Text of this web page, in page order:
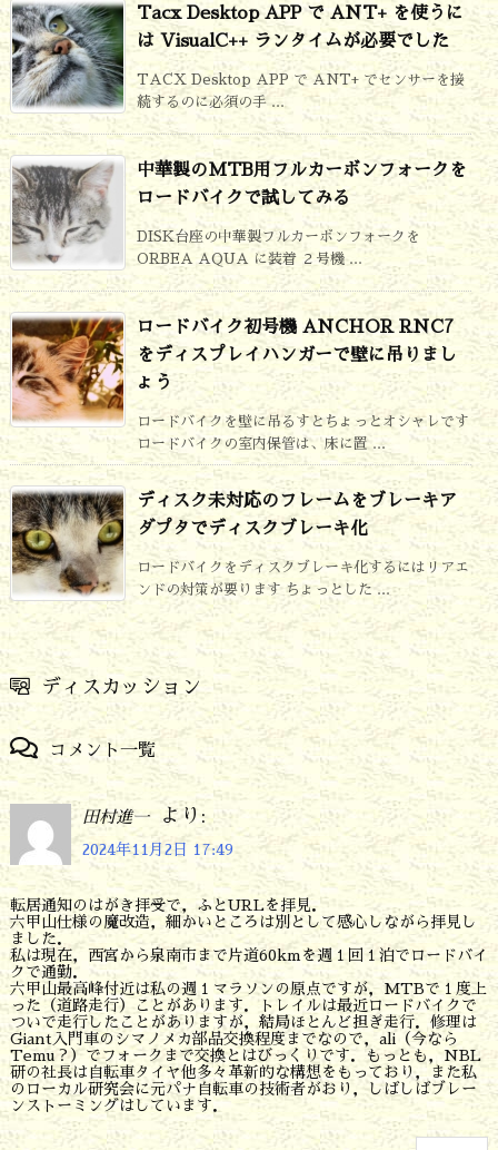
Tacx Desktop APP で ANT+ を使うに
は VisualC++ ランタイムが必要でした
TACX Desktop APP で ANT+ でセンサーを接
続するのに必須の手 ...
中華製のMTB用フルカーボンフォークを
ロードバイクで試してみる
DISK台座の中華製フルカーボンフォークを
ORBEA AQUA に装着 ２号機 ...
ロードバイク初号機 ANCHOR RNC7
をディスプレイハンガーで壁に吊りまし
ょう
ロードバイクを壁に吊るすとちょっとオシャレです
ロードバイクの室内保管は、床に置 ...
ディスク未対応のフレームをブレーキア
ダプタでディスクブレーキ化
ロードバイクをディスクブレーキ化するにはリアエ
ンドの対策が要ります ちょっとした ...
ディスカッション
コメント一覧
田村進一 より:
2024年11月2日 17:49
転居通知のはがき拝受で，ふとURLを拝見．
六甲山仕様の魔改造，細かいところは別として感心しながら拝見し
ました．
私は現在，西宮から泉南市まで片道60kmを週１回１泊でロードバイ
クで通勤．
六甲山最高峰付近は私の週１マラソンの原点ですが，MTBで１度上
った（道路走行）ことがあります．トレイルは最近ロードバイクで
ついで走行したことがありますが，結局ほとんど担ぎ走行．修理は
Giant入門車のシマノメカ部品交換程度までなので，ali（今なら
Temu？）でフォークまで交換とはびっくりです．もっとも，NBL
研の社長は自転車タイヤ他多々革新的な構想をもっており，また私
のローカル研究会に元パナ自転車の技術者がおり，しばしばブレー
ンストーミングはしています．